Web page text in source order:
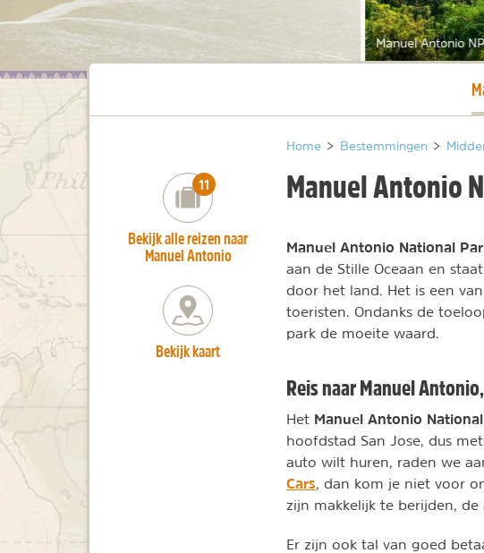
Manuel Antonio
Home > Bestemmingen >
Manuel Antonio
Manuel Antonio National
aan de Stille Oceaan en
door het land. Het is een
toeristen. Ondanks de
park de moeite waard.
Reis naar Manuel
Het Manuel Antonio
hoofdstad San Jose, dus
auto wilt huren, raden we
Cars, dan kom je niet voor
zijn makkelijk te berijden,
Er zijn ook tal van goed
number_of_trips:
11
Bekijk alle reizen naar
Manuel Antonio
Bekijk kaart